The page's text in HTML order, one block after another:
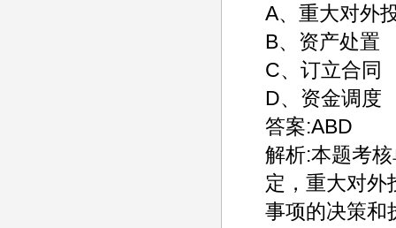
A、重大对外
B、资产处置
C、订立合同
D、资金调度
答案:ABD
解析:本题考
定，重大对外
事项的决策和